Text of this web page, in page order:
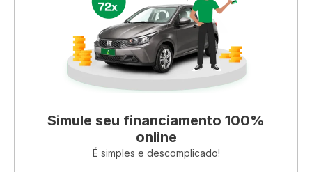
Simule seu financiamento 100%
online
É simples e descomplicado!